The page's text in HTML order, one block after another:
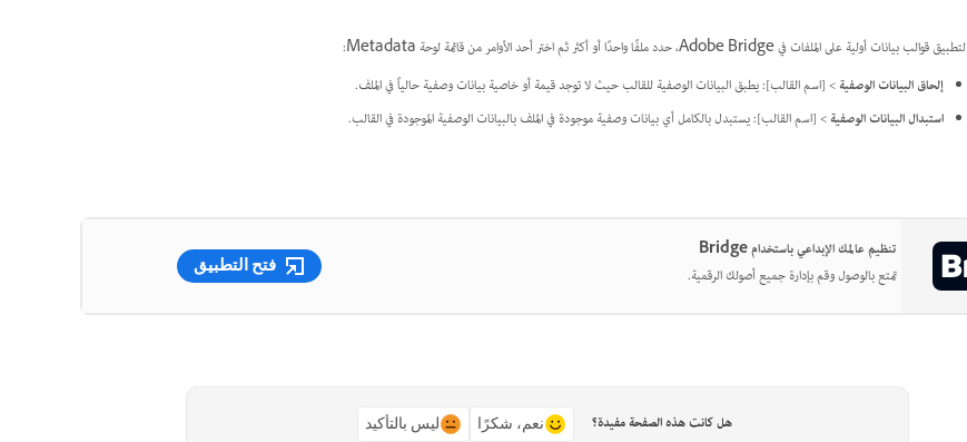
لتطبيق قوالب بيانات أولية على الملفات في Adobe Bridge، حدد ملفًا واحدًا أو أكثر ثم اختر أحد الأوامر من قائمة لوحة Metadata:
إلحاق البيانات الوصفية> [اسم القالب]: يطبق البيانات الوصفية للقالب حيث لا توجد قيمة أو خاصية بيانات وصفية حالياً في الملف.
استبدال البيانات الوصفية> [اسم القالب]: يستبدل بالكامل أي بيانات وصفية موجودة في الملف بالبيانات الوصفية الموجودة في القالب.
تنظيم عالمك الإبداعي باستخدام Bridge
تمتع بالوصول وقم بإدارة جميع أصولك الرقمية.
فتح التطبيق
هل كانت هذه الصفحة مفيدة؟ نعم، شكرًا ليس بالتأكيد